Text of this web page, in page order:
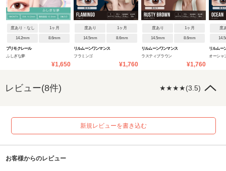
度あり・なし 1ヶ月
14.2mm 8.6mm
プリモクレール
ふしぎな夢
¥1,650
度あり 1ヶ月
14.5mm 8.6mm
リルムーンワンマンス
フラミンゴ
¥1,760
度あり 1ヶ月
14.5mm 8.6mm
リルムーンワンマンス
ラスティブラウン
¥1,760
度
リルムー
オーシャ
レビュー(8件) ★★★★(3.5)
新規レビューを書き込む
お客様からのレビュー